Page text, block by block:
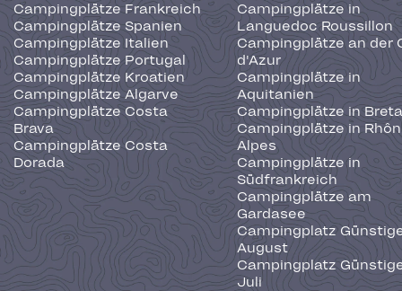
Campingplätze Frankreich
Campingplätze Spanien
Campingplätze Italien
Campingplätze Portugal
Campingplätze Kroatien
Campingplätze Algarve
Campingplätze Costa
Brava
Campingplätze Costa
Dorada
Campingplätze in
Languedoc Roussillon
Campingplätze an der
d'Azur
Campingplätze in
Aquitanien
Campingplätze in
Campingplätze in
Alpes
Campingplätze in
Südfrankreich
Campingplätze am
Gardasee
Campingplatz
August
Campingplatz
Juli